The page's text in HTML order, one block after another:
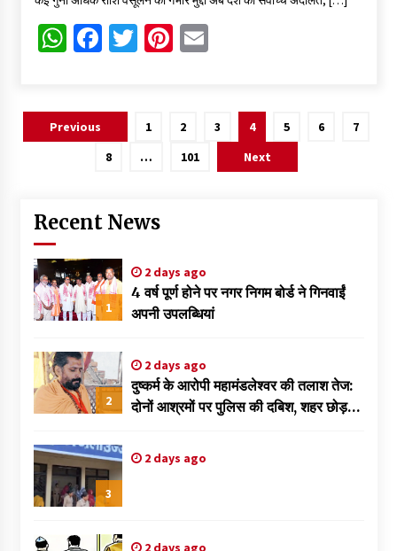
WhatsApp
Facebook
TwitterPinterest
Email
Posts
pagination
Previous 1 2 3 4 5 6
7
8
… 101 Next
Recent News
1
2 days ago
4 वर्ष पूर्ण होने पर नगर निगम बोर्ड ने गिनवाईं
अपनी उपलब्धियां
2
2 days ago
दुष्कर्म के आरोपी महामंडलेश्वर की तलाश तेज:
दोनों आश्रमों पर पुलिस की दबिश, शहर छोड़
3
2 days ago
2 days ago